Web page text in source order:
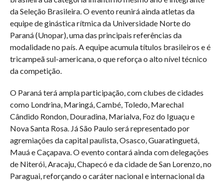
da Seleção Brasileira. O evento reunirá ainda atletas da
equipe de ginástica rítmica da Universidade Norte do
Paraná (Unopar), uma das principais referências da
modalidade no país. A equipe acumula títulos brasileiros e é
tricampeã sul-americana, o que reforça o alto nível técnico
da competição.
O Paraná terá ampla participação, com clubes de cidades
como Londrina, Maringá, Cambé, Toledo, Marechal
Cândido Rondon, Douradina, Marialva, Foz do Iguaçu e
Nova Santa Rosa. Já São Paulo será representado por
agremiações da capital paulista, Osasco, Guaratinguetá,
Mauá e Caçapava. O evento contará ainda com delegações
de Niterói, Aracaju, Chapecó e da cidade de San Lorenzo, no
Paraguai, reforçando o caráter nacional e internacional da